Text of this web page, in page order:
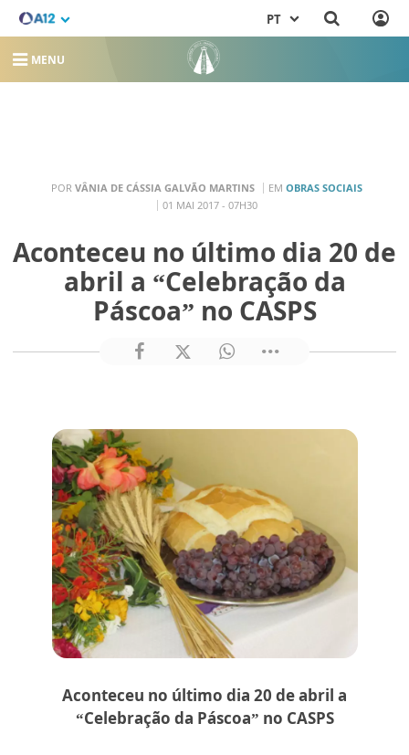
PT
MENU
POR VÂNIA DE CÁSSIA GALVÃO MARTINS EM OBRAS SOCIAIS
01 MAI 2017 - 07H30
Aconteceu no último dia 20 de
abril a “Celebração da
Páscoa” no CASPS
Aconteceu no último dia 20 de abril a
“Celebração da Páscoa” no CASPS